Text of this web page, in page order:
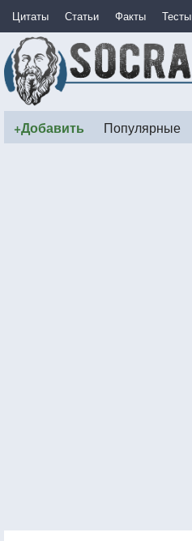
Цитаты Статьи Факты Тесты
+Добавить Популярные